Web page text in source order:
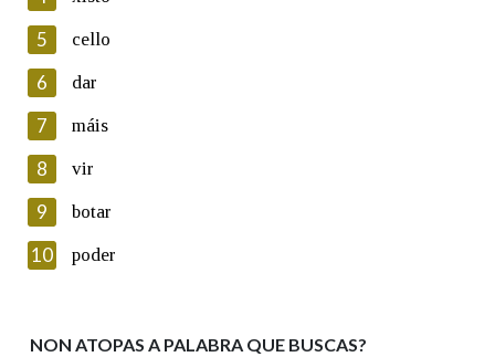
Lin e acepto as condicións da política de
Introduce o código que aparece na imaxe:
Texto de verificación
5 cello
6 dar
7 máis
8 vir
9 botar
10 poder
NON ATOPAS A PALABRA QUE BUSCAS?